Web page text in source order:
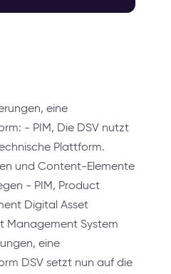
eine
- PIM, Die DSV nutzt
Plattform.
und Content-Elemente
- PIM, Product
Digital Asset
Management System
eine
DSV setzt nun auf die